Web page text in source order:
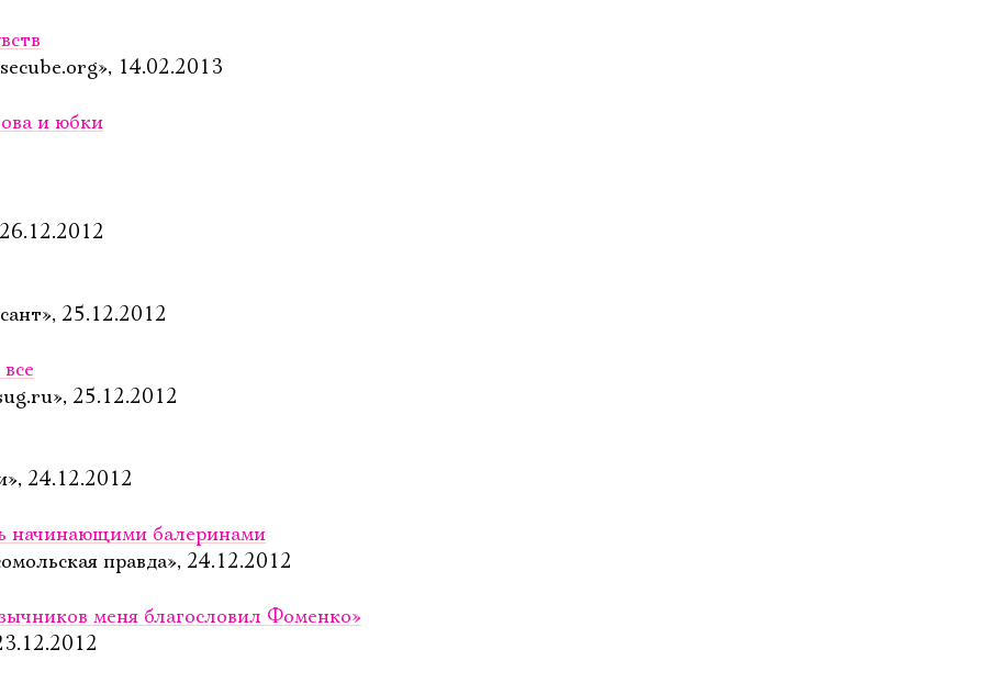
14.02.2013
и юбки
25.12.2012
25.12.2012
24.12.2012
начинающими балеринами
правда», 24.12.2012
меня благословил Фоменко»